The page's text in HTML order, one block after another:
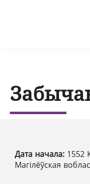
Дата начала: 1552
Магілёўская